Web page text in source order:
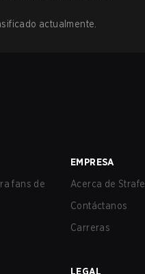
actualmente.
fans de
EMPRESA
Acerca de Strafe
Contáctanos
Carreras
LEGAL